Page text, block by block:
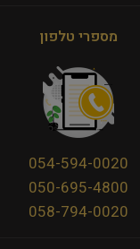
מספרי טלפון
054-594-0020
050-695-4800
058-794-0020